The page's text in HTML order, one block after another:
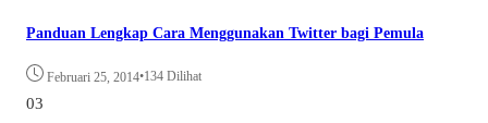
Panduan Lengkap Cara Menggunakan Twitter bagi Pemula
Februari 25, 2014•134 Dilihat
03